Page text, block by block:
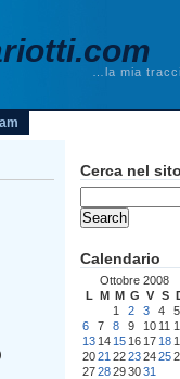
…la mia
Cerca nel sito
Calendario
Ottobre 2008
L M M G V S
1 2 3 4
5
6
7 8 9 10 11
13 14 15 16 17 18
2021 22232425
2728293031